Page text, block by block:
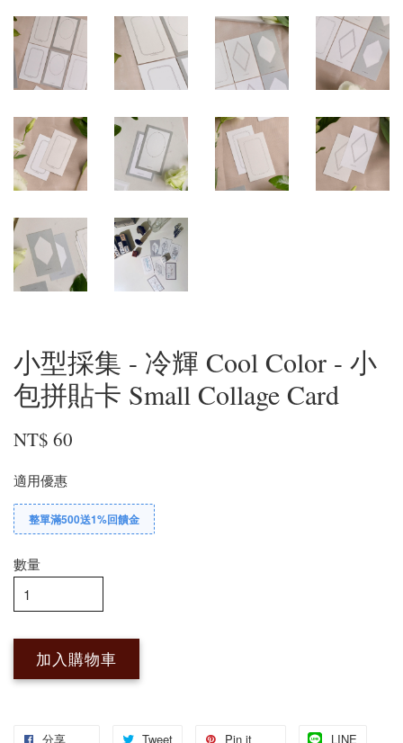
小型採集 - 冷輝 Cool Color - 小
包拼貼卡 Small Collage Card
NT$ 60
適用優惠
整單滿500送1%回饋金
數量
加入購物車
分享 Tweet Pin it LINE